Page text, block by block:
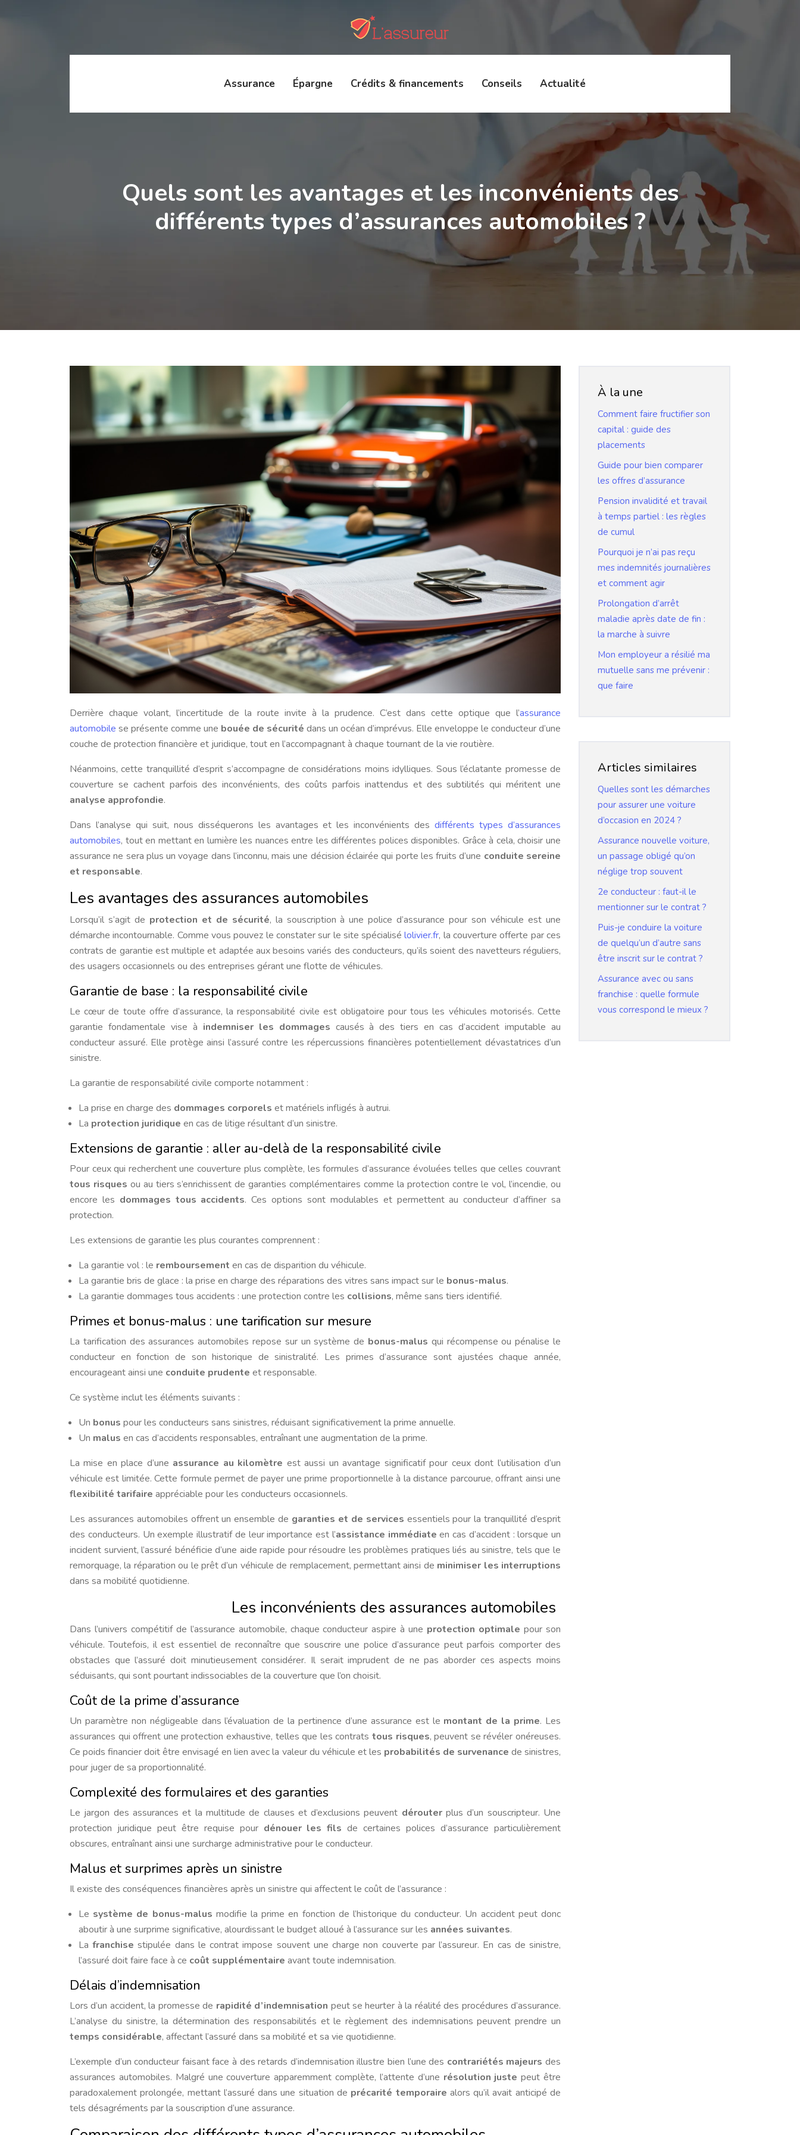
Assurance Épargne Crédits & financements Conseils Actualité
Quels sont les avantages et les inconvénients des
différents types d’assurances automobiles ?
Derrière chaque volant, l’incertitude de la route invite à la prudence. C’est dans cette optique que l’assurance
automobile se présente comme une bouée de sécurité dans un océan d’imprévus. Elle enveloppe le conducteur d’une
couche de protection financière et juridique, tout en l’accompagnant à chaque tournant de la vie routière.
Néanmoins, cette tranquillité d’esprit s’accompagne de considérations moins idylliques. Sous l’éclatante promesse de
couverture se cachent parfois des inconvénients, des coûts parfois inattendus et des subtilités qui méritent une
analyse approfondie.
Dans l’analyse qui suit, nous disséquerons les avantages et les inconvénients desdifférents types d’assurances
automobiles, tout en mettant en lumière les nuances entre les différentes polices disponibles. Grâce à cela, choisir une
assurance ne sera plus un voyage dans l’inconnu, mais une décision éclairée qui porte les fruits d’une conduite sereine
et responsable.
Les avantages des assurances automobiles
Lorsqu’il s’agit de protection et de sécurité, la souscription à une police d’assurance pour son véhicule est une
démarche incontournable. Comme vous pouvez le constater sur le site spécialisélolivier.fr, la couverture offerte par ces
contrats de garantie est multiple et adaptée aux besoins variés des conducteurs, qu’ils soient des navetteurs réguliers,
des usagers occasionnels ou des entreprises gérant une flotte de véhicules.
Garantie de base : la responsabilité civile
Le cœur de toute offre d’assurance, la responsabilité civile est obligatoire pour tous les véhicules motorisés. Cette
garantie fondamentale vise à indemniser les dommages causés à des tiers en cas d’accident imputable au
conducteur assuré. Elle protège ainsi l’assuré contre les répercussions financières potentiellement dévastatrices d’un
sinistre.
La garantie de responsabilité civile comporte notamment :
La prise en charge des dommages corporels et matériels infligés à autrui.
La protection juridique en cas de litige résultant d’un sinistre.
Extensions de garantie : aller au-delà de la responsabilité civile
Pour ceux qui recherchent une couverture plus complète, les formules d’assurance évoluées telles que celles couvrant
tous risques ou au tiers s’enrichissent de garanties complémentaires comme la protection contre le vol, l’incendie, ou
encore les dommages tous accidents. Ces options sont modulables et permettent au conducteur d’affiner sa
protection.
Les extensions de garantie les plus courantes comprennent :
La garantie vol : le remboursement en cas de disparition du véhicule.
La garantie bris de glace : la prise en charge des réparations des vitres sans impact sur le bonus-malus.
La garantie dommages tous accidents : une protection contre les collisions, même sans tiers identifié.
Primes et bonus-malus : une tarification sur mesure
La tarification des assurances automobiles repose sur un système de bonus-malus qui récompense ou pénalise le
conducteur en fonction de son historique de sinistralité. Les primes d’assurance sont ajustées chaque année,
encourageant ainsi une conduite prudente et responsable.
Ce système inclut les éléments suivants :
Un bonus pour les conducteurs sans sinistres, réduisant significativement la prime annuelle.
Un malus en cas d’accidents responsables, entraînant une augmentation de la prime.
La mise en place d’une assurance au kilomètre est aussi un avantage significatif pour ceux dont l’utilisation d’un
véhicule est limitée. Cette formule permet de payer une prime proportionnelle à la distance parcourue, offrant ainsi une
flexibilité tarifaire appréciable pour les conducteurs occasionnels.
Les assurances automobiles offrent un ensemble de garanties et de services essentiels pour la tranquillité d’esprit
des conducteurs. Un exemple illustratif de leur importance est l’assistance immédiate en cas d’accident : lorsque un
incident survient, l’assuré bénéficie d’une aide rapide pour résoudre les problèmes pratiques liés au sinistre, tels que le
remorquage, la réparation ou le prêt d’un véhicule de remplacement, permettant ainsi de minimiser les interruptions
dans sa mobilité quotidienne.
Les inconvénients des assurances automobiles
Dans l’univers compétitif de l’assurance automobile, chaque conducteur aspire à une protection optimale pour son
véhicule. Toutefois, il est essentiel de reconnaître que souscrire une police d’assurance peut parfois comporter des
obstacles que l’assuré doit minutieusement considérer. Il serait imprudent de ne pas aborder ces aspects moins
séduisants, qui sont pourtant indissociables de la couverture que l’on choisit.
Coût de la prime d’assurance
Un paramètre non négligeable dans l’évaluation de la pertinence d’une assurance est le montant de la prime. Les
assurances qui offrent une protection exhaustive, telles que les contrats tous risques, peuvent se révéler onéreuses.
Ce poids financier doit être envisagé en lien avec la valeur du véhicule et les probabilités de survenance de sinistres,
pour juger de sa proportionnalité.
Complexité des formulaires et des garanties
Le jargon des assurances et la multitude de clauses et d’exclusions peuvent dérouterplus d’un souscripteur. Une
protection juridique peut être requise pour dénouer les fils de certaines polices d’assurance particulièrement
obscures, entraînant ainsi une surcharge administrative pour le conducteur.
Malus et surprimes après un sinistre
Il existe des conséquences financières après un sinistre qui affectent le coût de l’assurance :
Le système de bonus-malus modifie la prime en fonction de l’historique du conducteur. Un accident peut donc
aboutir à une surprime significative, alourdissant le budget alloué à l’assurance sur les années suivantes.
Lafranchise stipulée dans le contrat impose souvent une charge non couverte par l’assureur. En cas de sinistre,
l’assuré doit faire face à ce coût supplémentaire avant toute indemnisation.
Délais d’indemnisation
Lors d’un accident, la promesse de rapidité d’indemnisation peut se heurter à la réalité des procédures d’assurance.
L’analyse du sinistre, la détermination des responsabilités et le règlement des indemnisations peuvent prendre un
temps considérable, affectant l’assuré dans sa mobilité et sa vie quotidienne.
L’exemple d’un conducteur faisant face à des retards d’indemnisation illustre bien l’une des contrariétés majeurs des
assurances automobiles. Malgré une couverture apparemment complète, l’attente d’une résolution juste peut être
paradoxalement prolongée, mettant l’assuré dans une situation de précarité temporaire alors qu’il avait anticipé de
tels désagréments par la souscription d’une assurance.
À la une
Comment faire fructifier son
capital : guide des
placements
Guide pour bien comparer
les offres d’assurance
Pension invalidité et travail
à temps partiel : les règles
de cumul
Pourquoi je n’ai pas reçu
mes indemnités journalières
et comment agir
Prolongation d’arrêt
maladie après date de fin :
la marche à suivre
Mon employeur a résilié ma
mutuelle sans me prévenir :
que faire
Articles similaires
Quelles sont les démarches
pour assurer une voiture
d’occasion en 2024 ?
Assurance nouvelle voiture,
un passage obligé qu’on
néglige trop souvent
2e conducteur : faut-il le
mentionner sur le contrat ?
Puis-je conduire la voiture
de quelqu’un d’autre sans
être inscrit sur le contrat ?
Assurance avec ou sans
franchise : quelle formule
vous correspond le mieux ?